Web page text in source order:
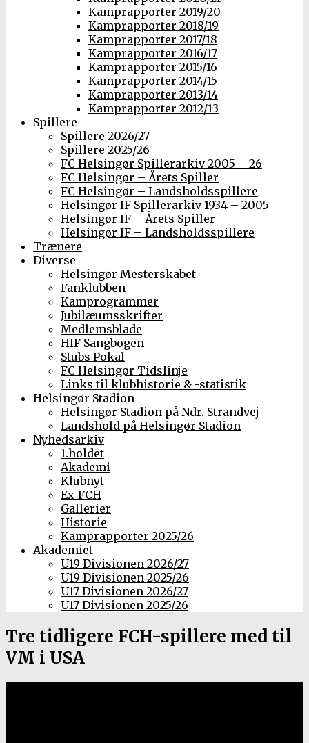
Kamprapporter 2019/20
Kamprapporter 2018/19
Kamprapporter 2017/18
Kamprapporter 2016/17
Kamprapporter 2015/16
Kamprapporter 2014/15
Kamprapporter 2013/14
Kamprapporter 2012/13
Spillere
Spillere 2026/27
Spillere 2025/26
FC Helsingør Spillerarkiv 2005 – 26
FC Helsingør – Årets Spiller
FC Helsingør – Landsholdsspillere
Helsingør IF Spillerarkiv 1934 – 2005
Helsingør IF – Årets Spiller
Helsingør IF – Landsholdsspillere
Trænere
Diverse
Helsingør Mesterskabet
Fanklubben
Kamprogrammer
Jubilæumsskrifter
Medlemsblade
HIF Sangbogen
Stubs Pokal
FC Helsingør Tidslinje
Links til klubhistorie & -statistik
Helsingør Stadion
Helsingør Stadion på Ndr. Strandvej
Landshold på Helsingør Stadion
Nyhedsarkiv
1.holdet
Akademi
Klubnyt
Ex-FCH
Gallerier
Historie
Kamprapporter 2025/26
Akademiet
U19 Divisionen 2026/27
U19 Divisionen 2025/26
U17 Divisionen 2026/27
U17 Divisionen 2025/26
Tre tidligere FCH-spillere med til
VM i USA